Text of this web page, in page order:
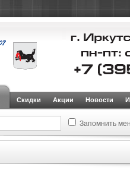
Скидки Акции Новости
Запомнить